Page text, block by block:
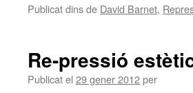
Publicat dins de David Barnet,
Re-pressió
Publicat el 29 gener 2012per